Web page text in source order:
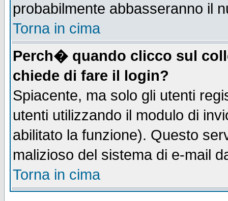
probabilmente abbasseranno il
Torna in cima
Perch� quando clicco sul
chiede di fare il login?
Spiacente, ma solo gli utenti
utenti utilizzando il modulo di
abilitato la funzione). Questo
malizioso del sistema di e-mail
Torna in cima